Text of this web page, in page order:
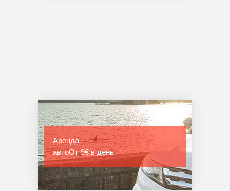
Аренда
автоОт 9€ в день